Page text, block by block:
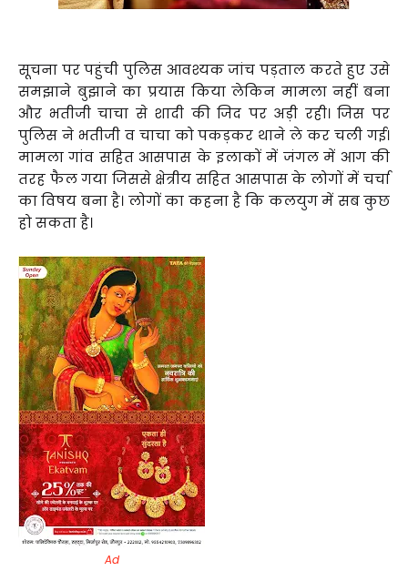
सूचना पर पहुंची पुलिस आवश्यक जांच पड़ताल करते हुए उसे
समझाने बुझाने का प्रयास किया लेकिन मामला नहीं बना
और भतीजी चाचा से शादी की जिद पर अड़ी रही। जिस पर
पुलिस ने भतीजी व चाचा को पकड़कर थाने ले कर चली गई।
मामला गांव सहित आसपास के इलाकों में जंगल में आग की
तरह फैल गया जिससे क्षेत्रीय सहित आसपास के लोगों में चर्चा
का विषय बना है। लोगों का कहना है कि कलयुग में सब कुछ
हो सकता है।
Ad